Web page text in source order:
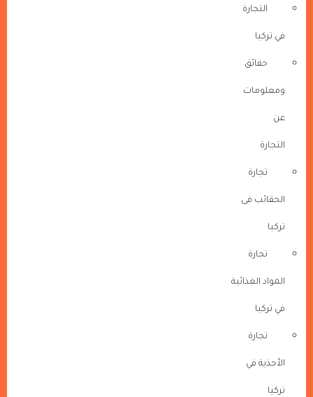
التجارة
في تركيا
حقائق
ومعلومات
عن
التجارة
تجارة
الحقائب فى
تركيا
تجارة
المواد الغذائية
في تركيا
تجارة
الأحذية في
تركيا